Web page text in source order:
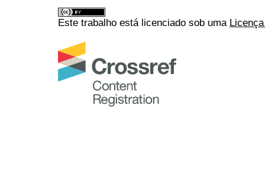
Este trabalho está licenciado sob uma